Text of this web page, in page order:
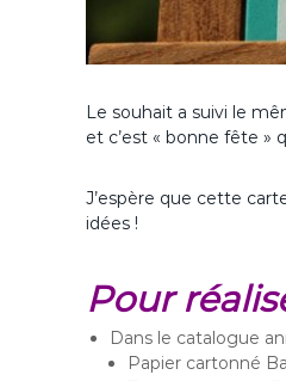
Le souhait a suivi le
et c’est « bonne fête »
J’espère que cette
idées !
Pour
Dans le catalogue
Papier cartonné